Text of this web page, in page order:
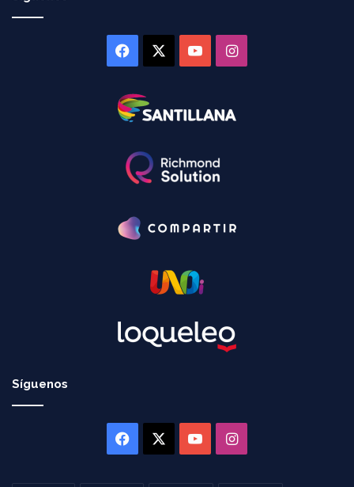
Facebook YouTubeInstagram
Síguenos
Facebook YouTubeInstagram